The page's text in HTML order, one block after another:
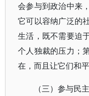
会参与到政治中来
它可以容纳广泛的
生活，既不需要迫
个人独裁的压力；
在，而且让它们和
（三）参与民主